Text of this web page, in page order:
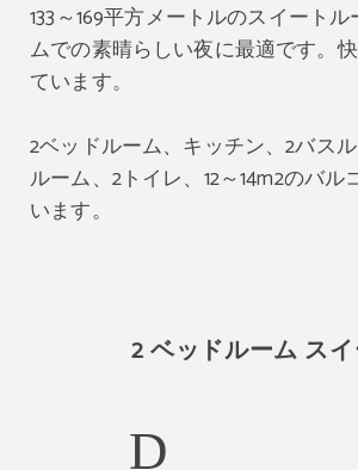
133～169平方メートルのスイート
ムでの素晴らしい夜に最適です。
ています。
2ベッドルーム、キッチン、2バス
ルーム、2トイレ、12～14m2のバル
います。
2 ベッドルーム スイ